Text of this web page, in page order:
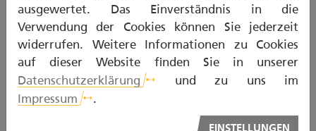
ausgewertet. Das Einverständnis in die
Verwendung der Cookies können Sie jederzeit
widerrufen. Weitere Informationen zu Cookies
auf dieser Website finden Sie in unserer
Datenschutzerklärung
und zu uns im
Impressum
.
EINSTELLUNGEN